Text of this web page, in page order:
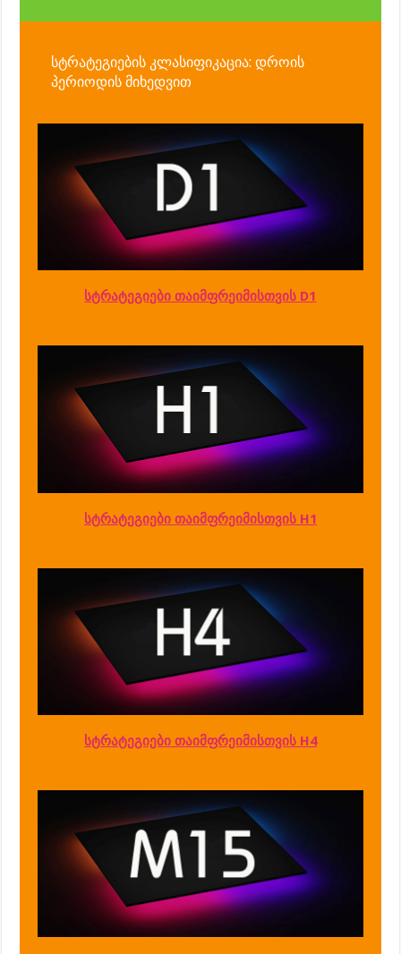
სტრატეგიების კლასიფიკაცია: დროის
პერიოდის მიხედვით
სტრატეგიები თაიმფრეიმისთვის D1
სტრატეგიები თაიმფრეიმისთვის H1
სტრატეგიები თაიმფრეიმისთვის H4